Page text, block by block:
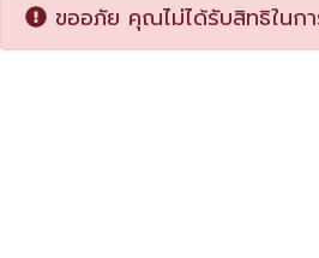
ขออภัย คุณไม่ได้รับสิทธิในกา